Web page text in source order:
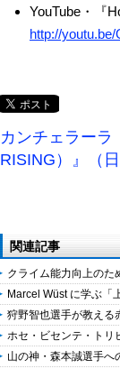
YouTube・『
http://
カンチェラーラ
RISING）』（
関連記事
クライム能力向上のた
Marcel Wüst に学ぶ「
狩野智也選手が教え
ホセ・ビセンテ・ト
山の神・森本誠選手へ